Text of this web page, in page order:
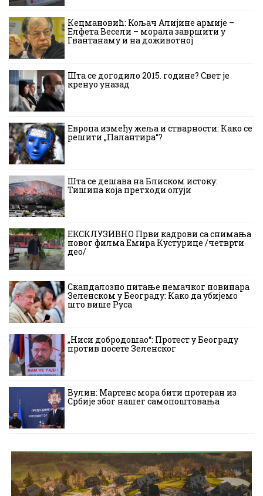
Кецмановић: Кољач Алијине армије –
Елфета Весели – морала завршити у
Гвантанаму и на доживотној
Шта се догодило 2015. године? Свет је
кренуо уназад
Европа између жеља и стварности: Како се
решити „Палантира“?
Шта се дешава на Блиском истоку:
Тишина која претходи олуји
ЕКСКЛУЗИВНО Први кадрови са снимања
новог филма Емира Кустурице /четврти
део/
Скандалозно питање немачког новинара
Зеленском у Београду: Како да убијемо
што више Руса
„Ниси добродошао“: Протест у Београду
против посете Зеленског
Вулин: Мартенс мора бити протеран из
Србије због нашег самопоштовања